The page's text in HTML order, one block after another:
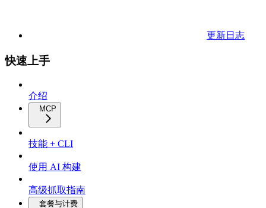
更新日志
快速上手
介绍
MCP
技能 + CLI
使用 AI 构建
高级抓取指南
套餐与计费